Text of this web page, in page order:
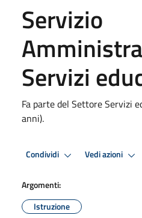
Servizio
Servizi
Fa parte del Settore Servizi
anni).
Condividi Vedi azioni
Argomenti:
Istruzione